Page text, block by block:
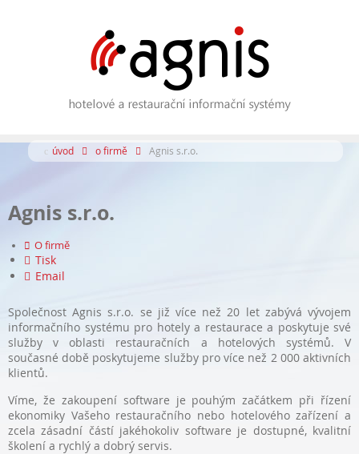
úvod o firmě Agnis s.r.o.
Agnis s.r.o.
O firmě
Tisk
Email
Společnost Agnis s.r.o. se již více než 20 let zabývá vývojem
informačního systému pro hotely a restaurace a poskytuje své
služby v oblasti restauračních a hotelových systémů. V
současné době poskytujeme služby pro více než 2 000 aktivních
klientů.
Víme, že zakoupení software je pouhým začátkem při řízení
ekonomiky Vašeho restauračního nebo hotelového zařízení a
zcela zásadní částí jakéhokoliv software je dostupné, kvalitní
školení a rychlý a dobrý servis.